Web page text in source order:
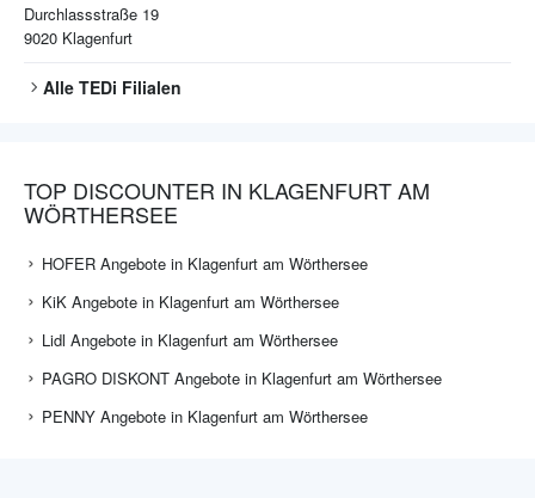
Durchlassstraße 19
9020 Klagenfurt
Alle TEDi Filialen
TOP DISCOUNTER IN KLAGENFURT AM
WÖRTHERSEE
HOFER Angebote in Klagenfurt am Wörthersee
KiK Angebote in Klagenfurt am Wörthersee
Lidl Angebote in Klagenfurt am Wörthersee
PAGRO DISKONT Angebote in Klagenfurt am Wörthersee
PENNY Angebote in Klagenfurt am Wörthersee